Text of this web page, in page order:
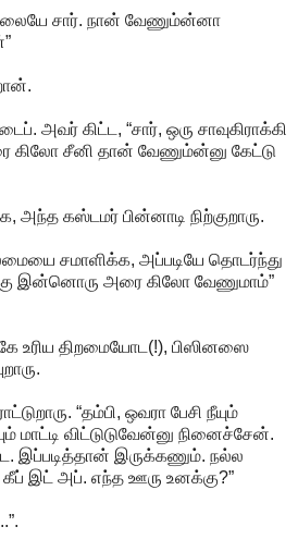
சார். நான் வேணும்ன்னா
அவர் கிட்ட, “சார், ஒரு சாவுகிராக்கி
கிலோ சீனி தான் வேணும்ன்னு கேட்டு
அந்த கஸ்டமர் பின்னாடி நிற்குறாரு.
சமாளிக்க, அப்படியே தொடர்ந்து
இன்னொரு அரை கிலோ வேணுமாம்”
உரிய திறமையோட(!), பிஸினஸை
“தம்பி, ஒவரா பேசி நீயும்
மாட்டி விட்டுடுவேன்னு நினைச்சேன்.
இப்படித்தான் இருக்கணும். நல்ல
கீப் இட் அப். எந்த ஊரு உனக்கு?”